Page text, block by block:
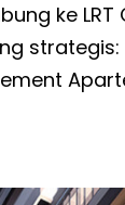
ke LRT